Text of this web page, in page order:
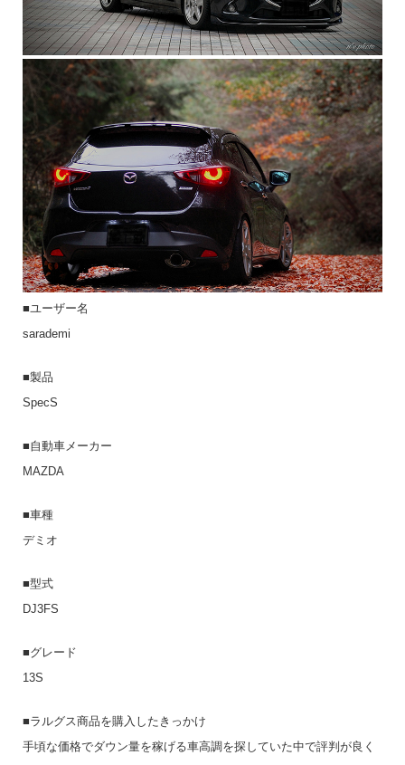
■ユーザー名
sarademi
■製品
SpecS
■自動車メーカー
MAZDA
■車種
デミオ
■型式
DJ3FS
■グレード
13S
■ラルグス商品を購入したきっかけ
手頃な価格でダウン量を稼げる車高調を探していた中で評判が良く